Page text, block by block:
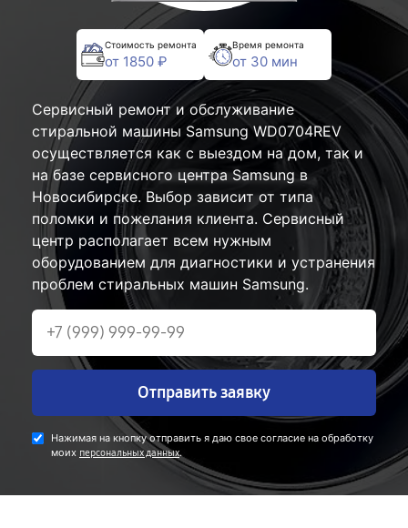
Стоимость ремонта
от 1850 ₽
Время ремонта
от 30 мин
Сервисный ремонт и обслуживание
стиральной машины Samsung WD0704REV
осуществляется как с выездом на дом, так и
на базе сервисного центра Samsung в
Новосибирске. Выбор зависит от типа
поломки и пожелания клиента. Сервисный
центр располагает всем нужным
оборудованием для диагностики и устранения
проблем стиральных машин Samsung.
Отправить заявку
Нажимая на кнопку отправить я даю свое согласие на обработку
моих персональных данных.